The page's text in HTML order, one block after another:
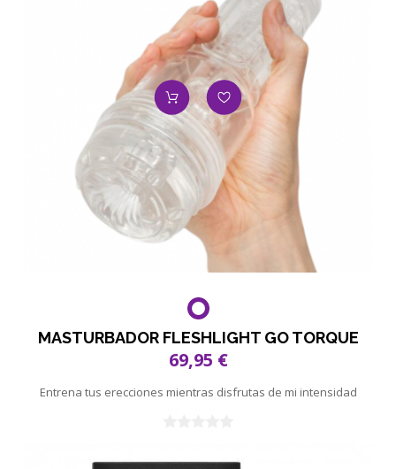
MASTURBADOR FLESHLIGHT GO TORQUE
69,95 €
Entrena tus erecciones mientras disfrutas de mi intensidad